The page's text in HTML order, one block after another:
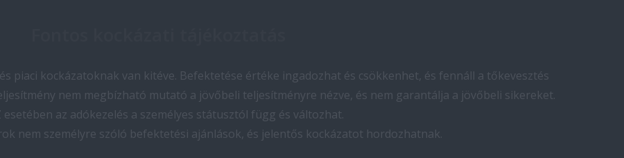
piaci kockázatoknak van kitéve. Befektetése értéke ingadozhat és csökkenhet, és fennáll a tőkevesztés
nem megbízható mutató a jövőbeli teljesítményre nézve, és nem garantálja a jövőbeli sikereket.
esetében az adókezelés a személyes státusztól függ és változhat.
nem személyre szóló befektetési ajánlások, és jelentős kockázatot hordozhatnak.